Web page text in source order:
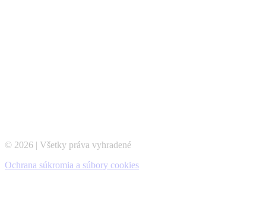
© 2026 | Všetky práva vyhradené
Ochrana súkromia a súbory cookies